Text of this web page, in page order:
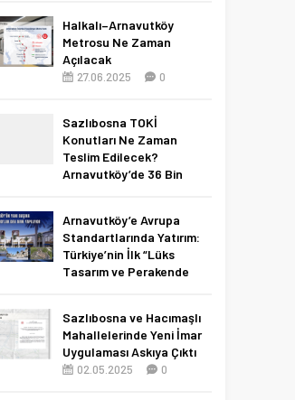
Halkalı–Arnavutköy
Metrosu Ne Zaman
Açılacak
27.06.2025 0
Sazlıbosna TOKİ
Konutları Ne Zaman
Teslim Edilecek?
Arnavutköy’de 36 Bin
11.04.2026 0
Arnavutköy’e Avrupa
Standartlarında Yatırım:
Türkiye’nin İlk “Lüks
Tasarım ve Perakende
Sazlıbosna ve Hacımaşlı
Mahallelerinde Yeni İmar
Uygulaması Askıya Çıktı
02.05.2025 0